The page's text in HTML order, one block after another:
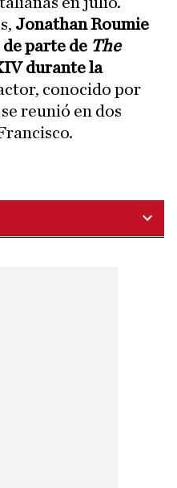
Jonathan Roumie
parte de The
durante la
conocido por
reunió en dos